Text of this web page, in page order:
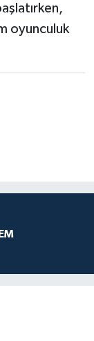
oyunculuk